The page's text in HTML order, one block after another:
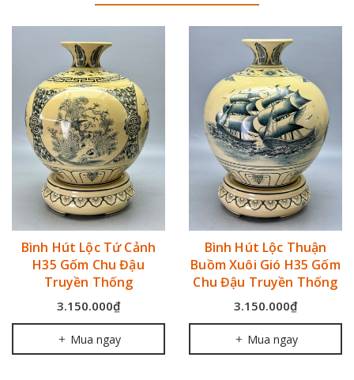
Bình Hút Lộc Tứ Cảnh
H35 Gốm Chu Đậu
Truyền Thống
3.150.000₫
Mua ngay
Bình Hút Lộc Thuận
Buồm Xuôi Gió H35 Gốm
Chu Đậu Truyền Thống
3.150.000₫
Mua ngay